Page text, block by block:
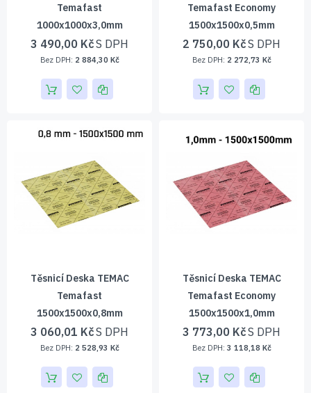
Temafast
1000x1000x3,0mm
3 490,00 Kč
2 884,30 Kč
Temafast Economy
1500x1500x0,5mm
2 750,00 Kč
2 272,73 Kč
Těsnicí Deska TEMAC
Temafast
1500x1500x0,8mm
3 060,01 Kč
2 528,93 Kč
Těsnicí Deska TEMAC
Temafast Economy
1500x1500x1,0mm
3 773,00 Kč
3 118,18 Kč